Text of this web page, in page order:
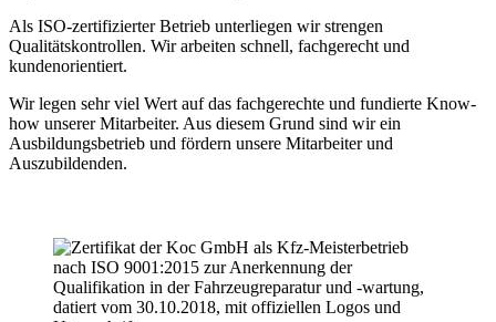
Als ISO-zertifizierter Betrieb unterliegen wir strengen
Qualitätskontrollen. Wir arbeiten schnell, fachgerecht und
kundenorientiert.
Wir legen sehr viel Wert auf das fachgerechte und fundierte Know-
how unserer Mitarbeiter. Aus diesem Grund sind wir ein
Ausbildungsbetrieb und fördern unsere Mitarbeiter und
Auszubildenden.